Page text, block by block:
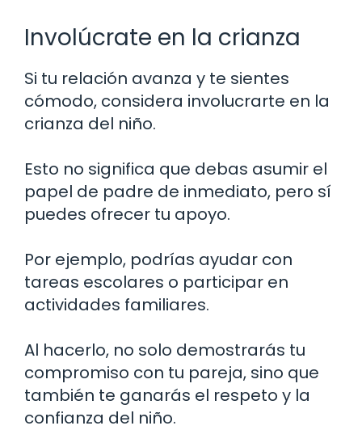
Involúcrate en la crianza
Si tu relación avanza y te sientes
cómodo, considera involucrarte en la
crianza del niño.
Esto no significa que debas asumir el
papel de padre de inmediato, pero sí
puedes ofrecer tu apoyo.
Por ejemplo, podrías ayudar con
tareas escolares o participar en
actividades familiares.
Al hacerlo, no solo demostrarás tu
compromiso con tu pareja, sino que
también te ganarás el respeto y la
confianza del niño.